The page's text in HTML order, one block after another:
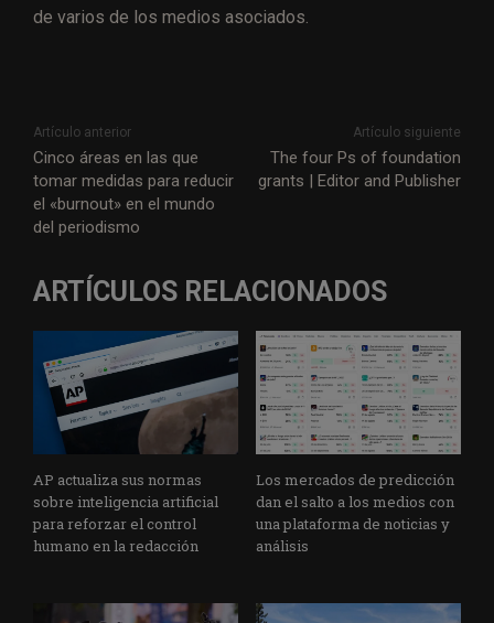
de varios de los medios asociados.
Artículo anterior
Cinco áreas en las que
tomar medidas para reducir
el «burnout» en el mundo
del periodismo
Artículo siguiente
The four Ps of foundation
grants | Editor and Publisher
ARTÍCULOS RELACIONADOS
AP actualiza sus normas
sobre inteligencia artificial
para reforzar el control
humano en la redacción
Los mercados de predicción
dan el salto a los medios con
una plataforma de noticias y
análisis